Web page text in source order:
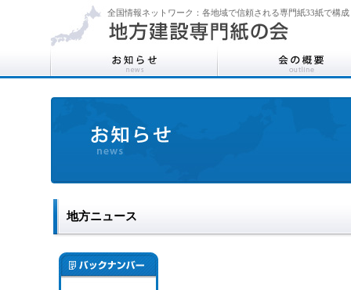
全国情報ネットワーク：各地域で信頼される専門紙33紙で構成
地方ニュース